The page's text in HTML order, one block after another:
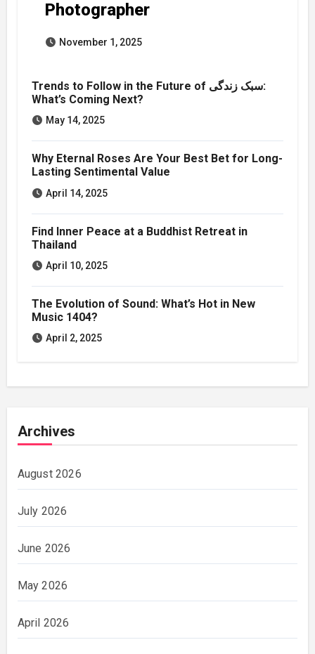
Photographer
November 1, 2025
Trends to Follow in the Future of سبک زندگی:
What’s Coming Next?
May 14, 2025
Why Eternal Roses Are Your Best Bet for Long-
Lasting Sentimental Value
April 14, 2025
Find Inner Peace at a Buddhist Retreat in
Thailand
April 10, 2025
The Evolution of Sound: What’s Hot in New
Music 1404?
April 2, 2025
Archives
August 2026
July 2026
June 2026
May 2026
April 2026